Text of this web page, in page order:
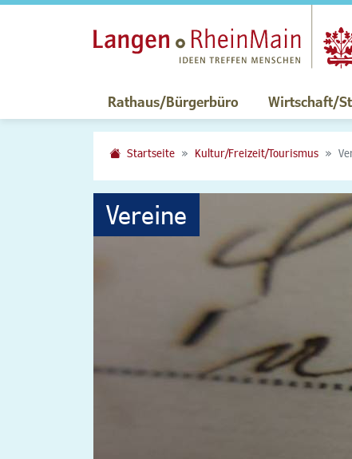
Rathaus/Bürgerbüro Wirtschaft/
Startseite Kultur/Freizeit/Tourismus
Vereine